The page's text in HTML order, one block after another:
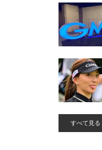
すべて見る